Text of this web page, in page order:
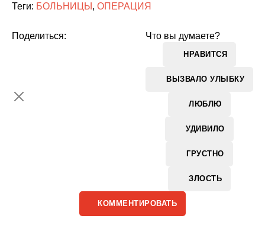
Теги: БОЛЬНИЦЫ , ОПЕРАЦИЯ
Что вы думаете?
НРАВИТСЯ
ВЫЗВАЛО УЛЫБКУ
ЛЮБЛЮ
УДИВИЛО
ГРУСТНО
ЗЛОСТЬ
Поделиться:
КОММЕНТИРОВАТЬ